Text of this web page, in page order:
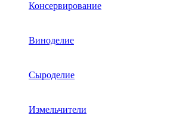
Консервирование
Виноделие
Сыроделие
Измельчители